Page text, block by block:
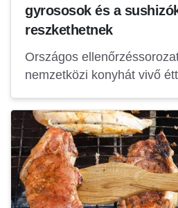
gyrososok és a
reszkethetnek
Országos
nemzetközi konyhát vivő